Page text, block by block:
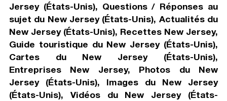
Jersey (États-Unis), Questions / Réponses au
sujet du New Jersey (États-Unis), Actualités du
New Jersey (États-Unis), Recettes New Jersey,
Guide touristique du New Jersey (États-Unis),
Cartes du New Jersey (États-Unis),
Entreprises New Jersey, Photos du New
Jersey (États-Unis), Images du New Jersey
(États-Unis), Vidéos du New Jersey (États-